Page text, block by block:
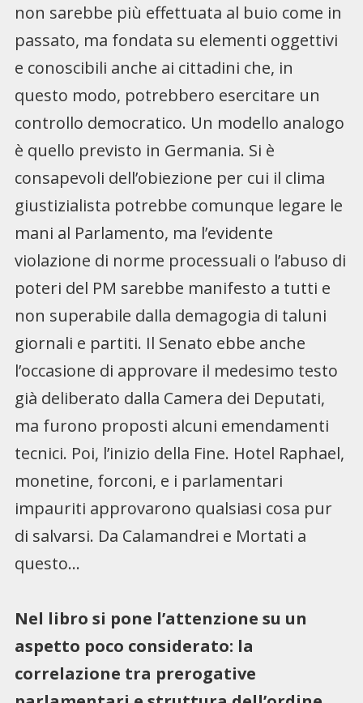
non sarebbe più effettuata al buio come in
passato, ma fondata su elementi oggettivi
e conoscibili anche ai cittadini che, in
questo modo, potrebbero esercitare un
controllo democratico. Un modello analogo
è quello previsto in Germania. Si è
consapevoli dell’obiezione per cui il clima
giustizialista potrebbe comunque legare le
mani al Parlamento, ma l’evidente
violazione di norme processuali o l’abuso di
poteri del PM sarebbe manifesto a tutti e
non superabile dalla demagogia di taluni
giornali e partiti. Il Senato ebbe anche
l’occasione di approvare il medesimo testo
già deliberato dalla Camera dei Deputati,
ma furono proposti alcuni emendamenti
tecnici. Poi, l’inizio della Fine. Hotel Raphael,
monetine, forconi, e i parlamentari
impauriti approvarono qualsiasi cosa pur
di salvarsi. Da Calamandrei e Mortati a
questo…
Nel libro si pone l’attenzione su un
aspetto poco considerato: la
correlazione tra prerogative